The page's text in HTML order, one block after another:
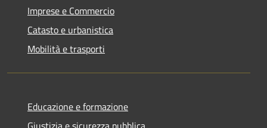
Imprese e Commercio
Catasto e urbanistica
Mobilità e trasporti
Educazione e formazione